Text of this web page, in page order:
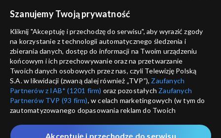
ANULUJ
informacje o dostawcy usług
Szanujemy Twoją prywatność
Kliknij "Akceptuję i przechodzę do serwisu", aby wyrazić zgody
na korzystanie z technologii automatycznego śledzenia i
zbierania danych, dostęp do informacji na Twoim urządzeniu
końcowym i ich przechowywanie oraz na przetwarzanie
Twoich danych osobowych przez nas, czyli Telewizję Polską
S.A. w likwidacji (zwaną dalej również „TVP”), Zaufanych
Partnerów z IAB* (1201 firm) oraz pozostałych Zaufanych
Partnerów TVP (93 firm), w celach marketingowych (w tym do
zautomatyzowanego dopasowania reklam do Twoich
które wskazujemy poniżej, a także zgody na udostępnianie
Akceptuję i przechodzę do serwisu